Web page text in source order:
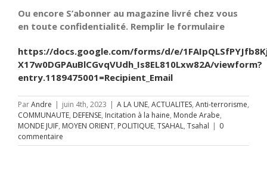
Ou encore S’abonner au magazine livré chez vous
en toute confidentialité. Remplir le formulaire
https://docs.google.com/forms/d/e/
X17w0DGPAuBlCGvqVUdh_Is8EL810Lxw82A/viewform?
entry.1189475001=Recipient_Email
ParAndre | juin 4th, 2023 | A LA UNE, ACTUALITES, Anti-terrorisme,
COMMUNAUTE, DEFENSE, Incitation à la haine, Monde Arabe,
MONDE JUIF, MOYEN ORIENT, POLITIQUE, TSAHAL, Tsahal | 0
commentaire